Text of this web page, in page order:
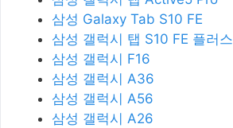
삼성 Galaxy Tab S10 FE
삼성 갤럭시 탭 S10 FE 플러스
삼성 갤럭시 F16
삼성 갤럭시 A36
삼성 갤럭시 A56
삼성 갤럭시 A26